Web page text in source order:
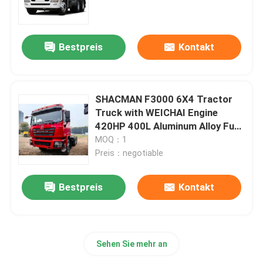
Bestpreis Kontakt
SHACMAN F3000 6X4 Tractor
Truck with WEICHAI Engine
420HP 400L Aluminum Alloy Fuel
Tank and 12.00R20 Tires
MOQ：1
Preis：negotiable
Bestpreis Kontakt
Sehen Sie mehr an